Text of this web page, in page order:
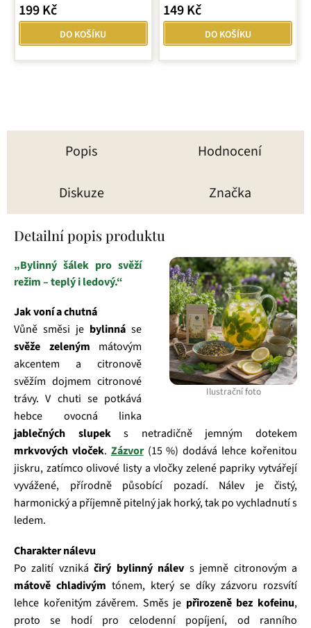
199 Kč
DO KOŠÍKU
je
z
5
149 Kč
DO KOŠÍKU
Popis Hodnocení
Diskuze Značka
Detailní popis produktu
Ilustrační foto
„Bylinný šálek pro svěží
režim – teplý i ledový.“
Jak voní a chutná
Vůně směsi je bylinná se
svěže zeleným mátovým
akcentem a citronově
svěžím dojmem citronové
trávy. V chuti se potkává
hebce ovocná linka
jablečných slupeks netradičně jemným dotekem
mrkvových vloček. Zázvor(15 %) dodává lehce kořenitou
jiskru, zatímco olivové listy a vločky zelené papriky vytvářejí
vyvážené, přírodně působící pozadí. Nálev je čistý,
harmonický a příjemně pitelný jak horký, tak po vychladnutí s
ledem.
Charakter nálevu
Po zalití vznikáčirý bylinný nálev s jemně citronovým a
mátově chladivým tónem, který se díky zázvoru rozsvítí
lehce kořenitým závěrem. Směs je přirozeně bez kofeinu,
proto se hodí pro celodenní popíjení, od ranního